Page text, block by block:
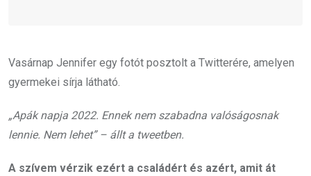
Vasárnap Jennifer egy fotót posztolt a Twitterére, amelyen
gyermekei sírja látható.
„Apák napja 2022. Ennek nem szabadna valóságosnak
lennie. Nem lehet” – állt a tweetben.
A szívem vérzik ezért a családért és azért, amit át